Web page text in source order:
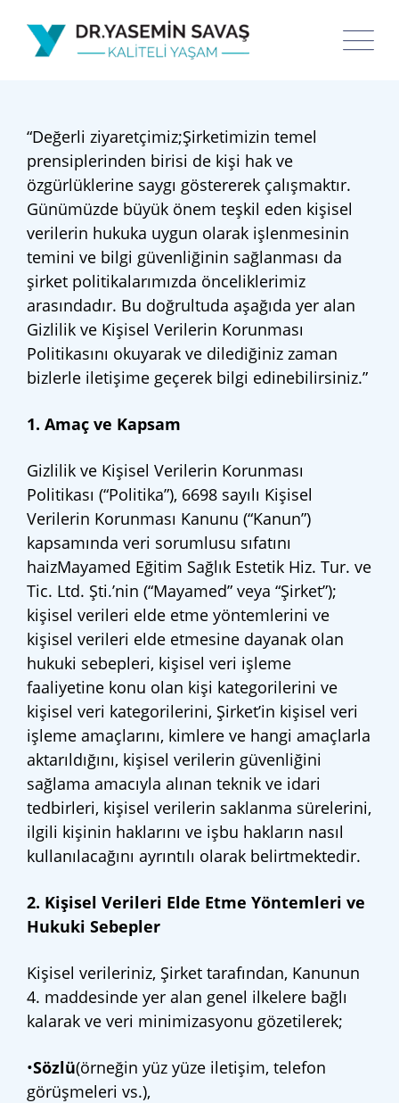
“Değerli ziyaretçimiz;Şirketimizin temel
prensiplerinden birisi de kişi hak ve
özgürlüklerine saygı göstererek çalışmaktır.
Günümüzde büyük önem teşkil eden kişisel
verilerin hukuka uygun olarak işlenmesinin
temini ve bilgi güvenliğinin sağlanması da
şirket politikalarımızda önceliklerimiz
arasındadır. Bu doğrultuda aşağıda yer alan
Gizlilik ve Kişisel Verilerin Korunması
Politikasını okuyarak ve dilediğiniz zaman
bizlerle iletişime geçerek bilgi edinebilirsiniz.”
1. Amaç ve Kapsam
Gizlilik ve Kişisel Verilerin Korunması
Politikası (“Politika”), 6698 sayılı Kişisel
Verilerin Korunması Kanunu (“Kanun”)
kapsamında veri sorumlusu sıfatını
haizMayamed Eğitim Sağlık Estetik Hiz. Tur. ve
Tic. Ltd. Şti.’nin (“Mayamed” veya “Şirket”);
kişisel verileri elde etme yöntemlerini ve
kişisel verileri elde etmesine dayanak olan
hukuki sebepleri, kişisel veri işleme
faaliyetine konu olan kişi kategorilerini ve
kişisel veri kategorilerini, Şirket’in kişisel veri
işleme amaçlarını, kimlere ve hangi amaçlarla
aktarıldığını, kişisel verilerin güvenliğini
sağlama amacıyla alınan teknik ve idari
tedbirleri, kişisel verilerin saklanma sürelerini,
ilgili kişinin haklarını ve işbu hakların nasıl
kullanılacağını ayrıntılı olarak belirtmektedir.
2. Kişisel Verileri Elde Etme Yöntemleri ve
Hukuki Sebepler
Kişisel verileriniz, Şirket tarafından, Kanunun
4. maddesinde yer alan genel ilkelere bağlı
kalarak ve veri minimizasyonu gözetilerek;
•Sözlü(örneğin yüz yüze iletişim, telefon
görüşmeleri vs.),